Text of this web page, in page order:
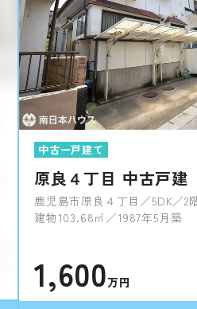
中古一戸建て
原良４丁目 中古戸建
鹿児島市原良４丁目／5DK／2
建物103.68㎡／1987年5月築
1,600万円